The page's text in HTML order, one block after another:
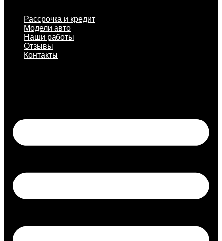
Рассрочка и кредит
Модели авто
Наши работы
Отзывы
Контакты